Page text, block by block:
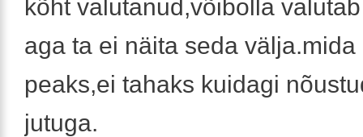
kõht valutanud,võibolla
aga ta ei näita seda
peaks,ei tahaks kuidagi
jutuga.